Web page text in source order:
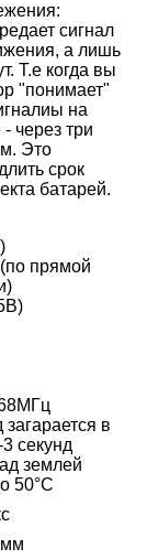
сигнал
а лишь
Т.е когда вы
"понимает"
на
через три
Это
срок
батарей.
прямой
загарается в
секунд
землей
50°C